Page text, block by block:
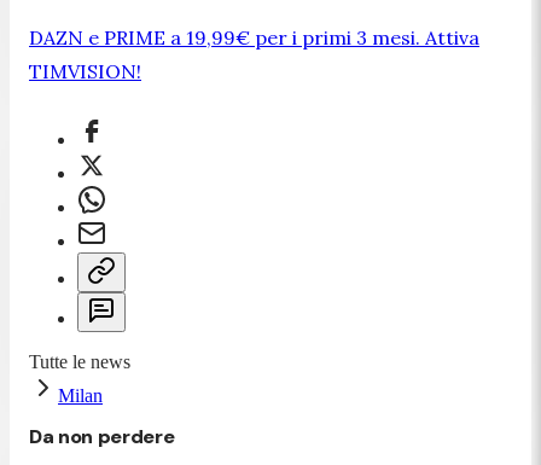
DAZN e PRIME a 19,99€ per i primi 3 mesi. Attiva
TIMVISION!
Tutte le news
Milan
Da non perdere